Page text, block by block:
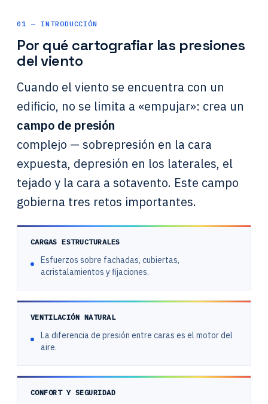
01 — INTRODUCCIÓN
Por qué cartografiar las presiones
del viento
Cuando el viento se encuentra con un
edificio, no se limita a «empujar»: crea un
campo de presión
complejo — sobrepresión en la cara
expuesta, depresión en los laterales, el
tejado y la cara a sotavento. Este campo
gobierna tres retos importantes.
CARGAS ESTRUCTURALES
Esfuerzos sobre fachadas, cubiertas,
acristalamientos y fijaciones.
VENTILACIÓN NATURAL
La diferencia de presión entre caras es el motor del
aire.
CONFORT Y SEGURIDAD